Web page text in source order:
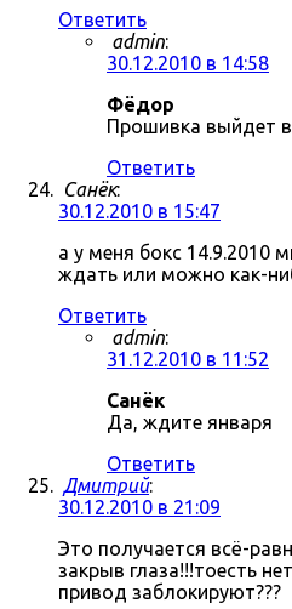
Ответить
admin:
30.12.2010 в 14:58
Фёдор
Прошивка выйдет
Ответить
Санёк:
30.12.2010 в 15:47
а у меня бокс 14.9.2010
ждать или можно как-
Ответить
admin:
31.12.2010 в 11:52
Санёк
Да, ждите января
Ответить
Дмитрий:
30.12.2010 в 21:09
Это получается всё-
закрыв глаза!!!тоесть
привод заблокируют???